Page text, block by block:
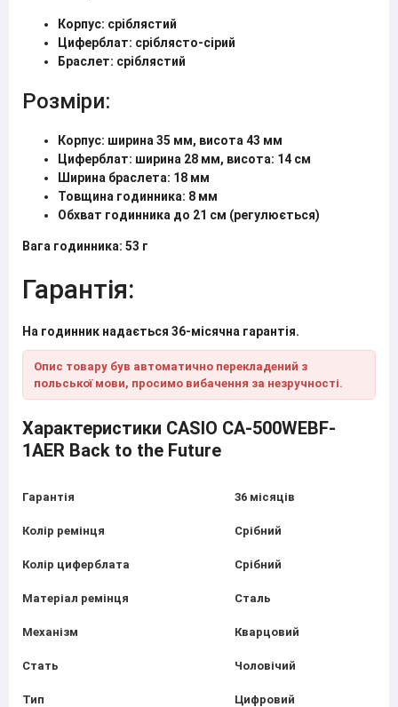
Корпус: сріблястий
Циферблат: сріблясто-сірий
Браслет: сріблястий
Розміри:
Корпус: ширина 35 мм, висота 43 мм
Циферблат: ширина 28 мм, висота: 14 см
Ширина браслета: 18 мм
Товщина годинника: 8 мм
Обхват годинника до 21 см (регулюється)
Вага годинника: 53 г
Гарантія:
На годинник надається 36-місячна гарантія.
Опис товару був автоматично перекладений з
польської мови, просимо вибачення за незручності.
Характеристики CASIO CA-500WEBF-
1AER Back to the Future
Гарантія 36 місяців
Колір ремінця Срібний
Колір циферблата Срібний
Матеріал ремінця Сталь
Механізм Кварцовий
Стать Чоловічий
Тип Цифровий